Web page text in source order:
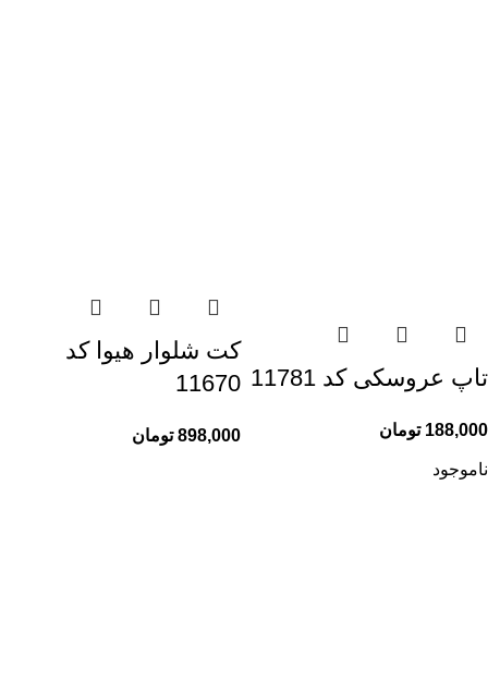
تاپ عروسکی کد 11781
188,000 تومان
کت شلوار هیوا کد
11670
898,000 تومان
ناموجود